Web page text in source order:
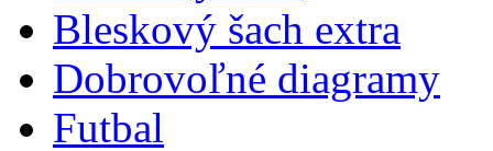
Bleskový šach extra
Dobrovoľné diagramy
Futbal